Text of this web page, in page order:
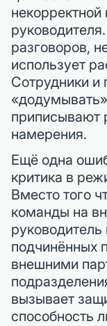
разговоров,
использует
Сотрудники
приписывают
намерения.
Ещё одна
критика в
Вместо того
команды на
подчинённых
внешними
вызывает
способность